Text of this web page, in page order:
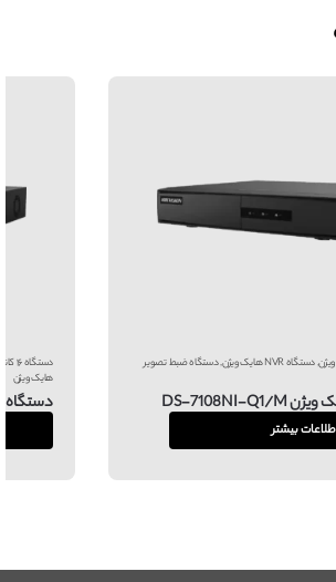
,دستگاه NVR هایک ویژن ,دستگاه ضبط تصویر
بیشتر
دستگاه ۱۶ کانال NVR هایک ویژن
هایک ویژن
دستگاه NVR هایک ویژن DS-7716NI-Q4